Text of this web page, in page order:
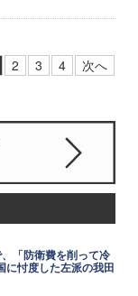
2 3 4 次へ
「防衛費を削って冷
に忖度した左派の我田